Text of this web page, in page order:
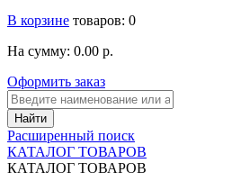
В корзине товаров: 0
На сумму: 0.00 р.
Оформить заказ
Расширенный поиск
КАТАЛОГ ТОВАРОВ
КАТАЛОГ ТОВАРОВ